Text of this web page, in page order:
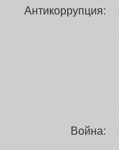
Антикоррупция:
Война: